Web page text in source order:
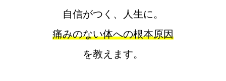
⾃信がつく、⼈⽣に。
痛みのない体への根本原因
を教えます。